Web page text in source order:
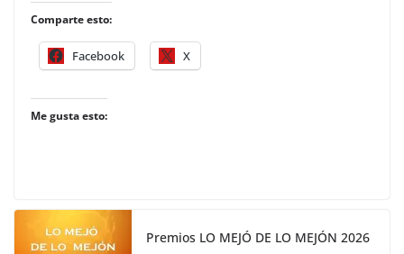
Comparte esto:
Facebook X
Me gusta esto:
Premios LO MEJÓ DE LO MEJÓN 2026